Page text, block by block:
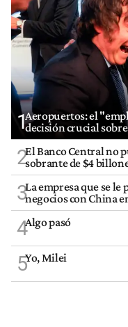
1Aeropuertos: el
decisión crucial
2El Banco Central no
sobrante de $4
3La empresa que se le
negocios con China
4Algo pasó
5Yo, Milei